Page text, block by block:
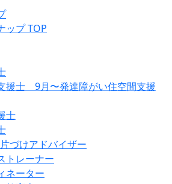
ップ TOP
援士 9月〜発達障がい住空間支援
士
づけアドバイザー
トレーナー
ネーター